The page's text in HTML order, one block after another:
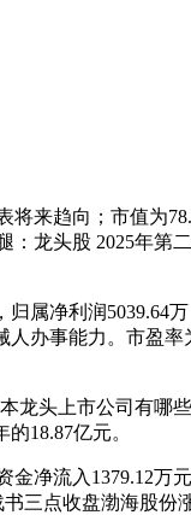
趋向；市值为
龙头股 2025年第
净利润5039.64万
办事能力。市盈
头上市公司有哪
18.87亿元。
流入1379.12万
点收盘渤海股份涨